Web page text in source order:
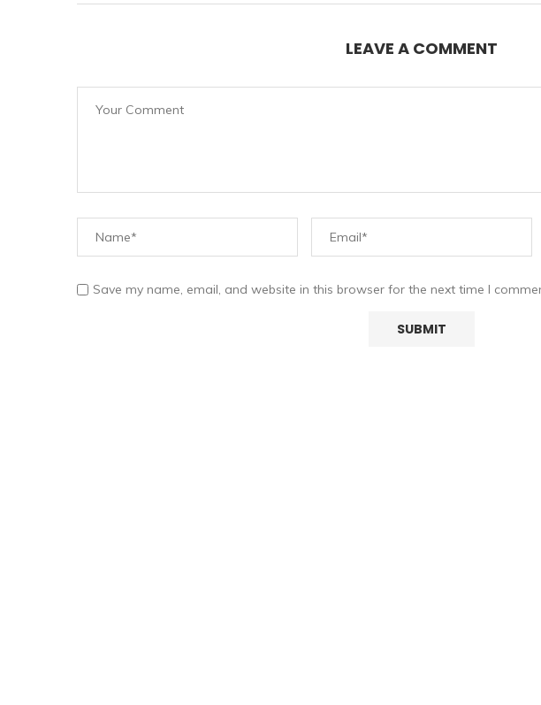
LEAVE A COMMENT
Save my name, email, and website in this browser for the next time I